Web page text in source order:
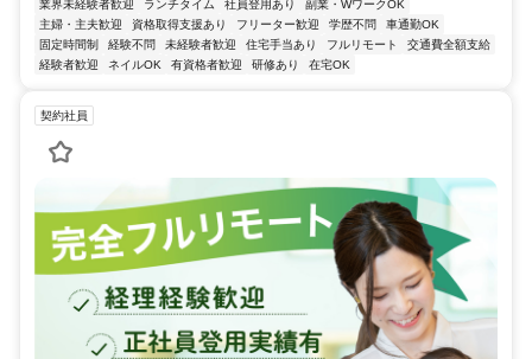
業界未経験者歓迎 ランチタイム 社員登用あり
副業・WワークOK
主婦・主夫歓迎
資格取得支援あり フリーター歓迎 学歴不問
車通勤OK
固定時間制
経験不問 未経験者歓迎 住宅手当あり フルリモート
交通費全額支給
経験者歓迎
ネイルOK 有資格者歓迎 研修あり 在宅OK
契約社員